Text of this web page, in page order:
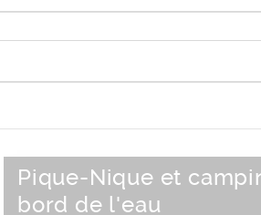
Mer polaire|Récif de corail|Atoll|Bord de
Pique-Nique et
bord de l'eau